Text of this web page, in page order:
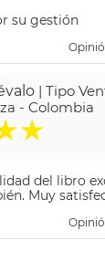
su gestión
| Tipo
- Colombia
★
del libro
Muy